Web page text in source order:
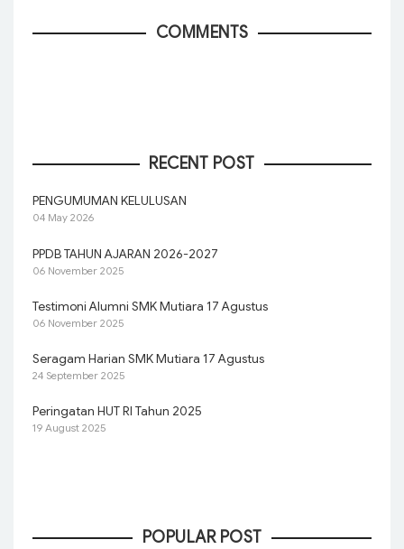
COMMENTS
RECENT POST
PENGUMUMAN KELULUSAN
04 May 2026
PPDB TAHUN AJARAN 2026-2027
06 November 2025
Testimoni Alumni SMK Mutiara 17 Agustus
06 November 2025
Seragam Harian SMK Mutiara 17 Agustus
24 September 2025
Peringatan HUT RI Tahun 2025
19 August 2025
POPULAR POST